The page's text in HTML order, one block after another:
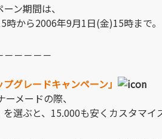
ン期間は、
から2006年9月1日(金)15時まで。
－－－－－
プグレードキャンペーン」
メードの際、
選ぶと、15.000も安くカスタマイ